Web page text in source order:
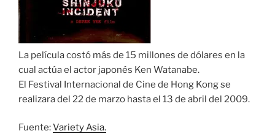
La película costó más de 15 millones de dólares en la
cual actúa el actor japonés Ken Watanabe.
El Festival Internacional de Cine de Hong Kong se
realizara del 22 de marzo hasta el 13 de abril del 2009.
Fuente:Variety Asia.